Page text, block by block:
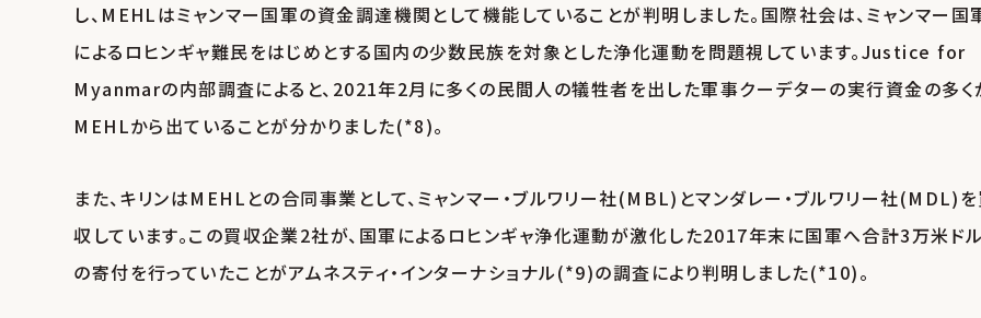
し、MEHLはミャンマー国軍の資金調達機関として機能していることが判明しました。国際社会は、ミャンマー国
によるロヒンギャ難民をはじめとする国内の少数民族を対象とした浄化運動を問題視しています。Justice for
Myanmarの内部調査によると、2021年2月に多くの民間人の犠牲者を出した軍事クーデターの実行資金の多く
MEHLから出ていることが分かりました(*8)。
また、キリンはMEHLとの合同事業として、ミャンマー・ブルワリー社(MBL)とマンダレー・ブルワリー社(MDL)
収しています。この買収企業2社が、国軍によるロヒンギャ浄化運動が激化した2017年末に国軍へ合計3万米ドル
の寄付を行っていたことがアムネスティ・インターナショナル(*9)の調査により判明しました(*10)。